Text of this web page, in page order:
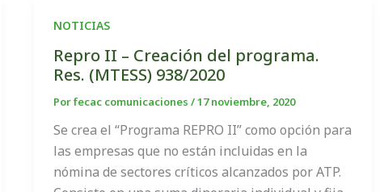
NOTICIAS
Repro II – Creación del programa.
Res. (MTESS) 938/2020
Porfecac comunicaciones /17 noviembre, 2020
Se crea el “Programa REPRO II” como opción para
las empresas que no están incluidas en la
nómina de sectores críticos alcanzados por ATP.